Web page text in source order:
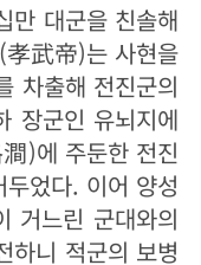
대군을 친솔해
孝武帝)는 사현을
차출해 전진군의
장군인 유뇌지에
)에 주둔한 전진
었다. 이어 양성
느린 군대와의
하니 적군의 보병